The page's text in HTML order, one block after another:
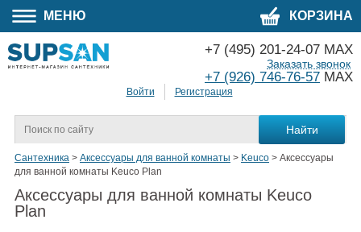
МЕНЮ КОРЗИНА
Войти Регистрация
+7 (495) 201-24-07 MAX
+7 (926) 746-76-57 MAX
Заказать звонок
Сантехника > Аксессуары для ванной комнаты > Keuco > Аксессуары
для ванной комнаты Keuco Plan
Аксессуары для ванной комнаты Keuco
Plan